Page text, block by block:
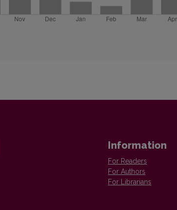
Information
For Readers
For Authors
For Librarians